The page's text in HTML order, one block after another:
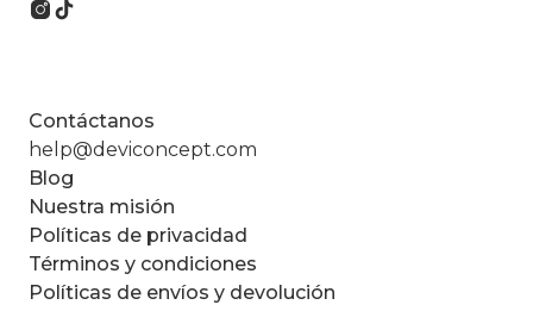
Contáctanos
help@deviconcept.com
Blog
Nuestra misión
Políticas de privacidad
Términos y condiciones
Políticas de envíos y devolución